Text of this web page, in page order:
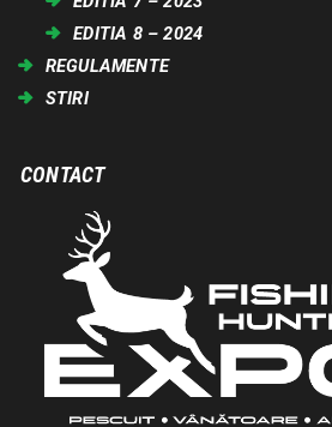
EDITIA 8 – 2024
REGULAMENTE
STIRI
CONTACT